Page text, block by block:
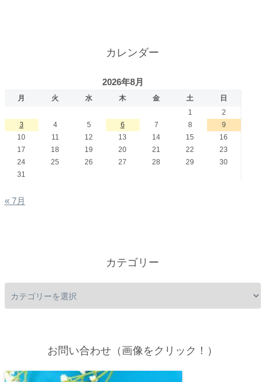
カレンダー
2026年8月
月 火 水 木 金 土
日
1
2
3
4 5 6 7 8
9
10
11 12 13 14 15
16
17
18 19 20 21 22
23
24
25 26 27 28 29
30
31
« 7月
カテゴリー
お問い合わせ（画像をクリック！）